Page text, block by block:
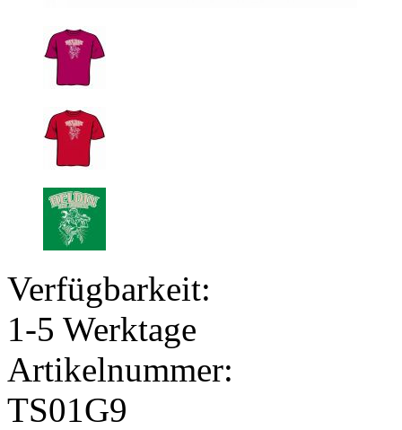
Verfügbarkeit:
1-5 Werktage
Artikelnummer:
TS01G9